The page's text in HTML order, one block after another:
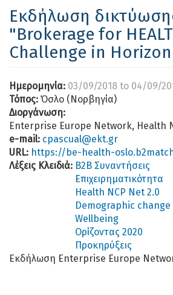
Εκδήλωση
"Brokerage for
Challenge in
Ημερομηνία: 03/09/2018 to 04/09/
Τόπος: Όσλο (Νορβηγία)
Διοργάνωση:
Enterprise Europe Network, Health
e-mail: cpascual@ekt.gr
URL: https://be-health-
Λέξεις Κλειδιά: B2B Συναντήσεις
Επιχειρηματικότητα
Health NCP Net 2.0
Demographic change
Wellbeing
Ορίζοντας 2020
Προκηρύξεις
Εκδήλωση Enterprise Europe